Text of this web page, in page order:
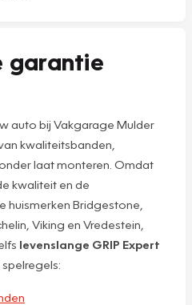
garantie
auto bij Vakgarage Mulder
kwaliteitsbanden,
laat monteren. Omdat
kwaliteit en de
Bridgestone,
Viking en Vredestein,
levenslange GRIP Expert
spelregels: